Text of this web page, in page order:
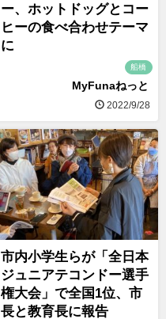
ー、ホットドッグとコー
ヒーの食べ合わせテーマ
に
船橋
MyFunaねっと
2022/9/28
市内小学生らが「全日本
ジュニアテコンドー選手
権大会」で全国1位、市
長と教育長に報告